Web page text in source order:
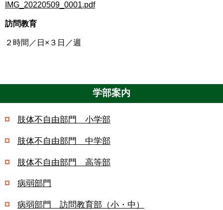
IMG_20220509_0001.pdf
訪問教育
２時間／日×３日／週
学部案内
肢体不自由部門 小学部
肢体不自由部門 中学部
肢体不自由部門 高等部
病弱部門
病弱部門 訪問教育部（小・中）